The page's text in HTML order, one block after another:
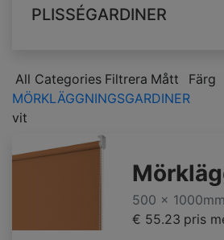
PLISSÉGARDINER
All Categories Filtrera Mått Färg
MÖRKLÄGGNINGSGARDINER
vit
500 x 1000mm
€ 55.23 pris